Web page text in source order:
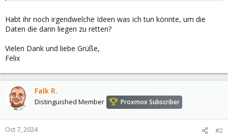
Habt ihr noch irgendwelche Ideen was ich tun könnte, um die
Daten die darin liegen zu retten?
Vielen Dank und liebe Grüße,
Felix
Falk R.
Distinguished Member Proxmox Subscriber
Oct 7, 2024 #2